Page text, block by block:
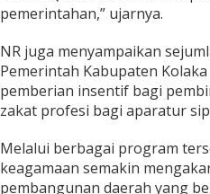
pemerintahan,” ujarnya.
NR juga menyampaikan
Pemerintah Kabupaten
pemberian insentif bagi
zakat profesi bagi aparatur
Melalui berbagai program
keagamaan semakin
pembangunan daerah yang